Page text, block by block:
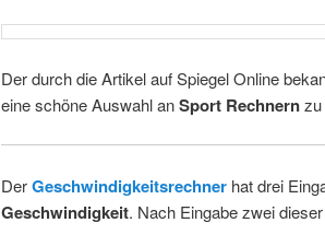
Der durch die Artikel auf Spiegel Online
eine schöne Auswahl anSport Rechnern
DerGeschwindigkeitsrechner hat drei
Geschwindigkeit. Nach Eingabe zwei